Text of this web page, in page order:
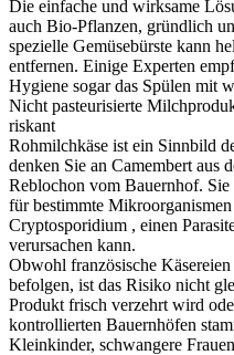
Die einfache und wirksame
auch Bio-Pflanzen, gründlich
spezielle Gemüsebürste kann
entfernen. Einige Experten
Hygiene sogar das Spülen mit
Nicht pasteurisierte
riskant
Rohmilchkäse ist ein Sinnbild
denken Sie an Camembert aus
Reblochon vom Bauernhof.
für bestimmte
Cryptosporidium , einen
verursachen kann.
Obwohl französische
befolgen, ist das Risiko nicht
Produkt frisch verzehrt wird
kontrollierten Bauernhöfen
Kleinkinder, schwangere